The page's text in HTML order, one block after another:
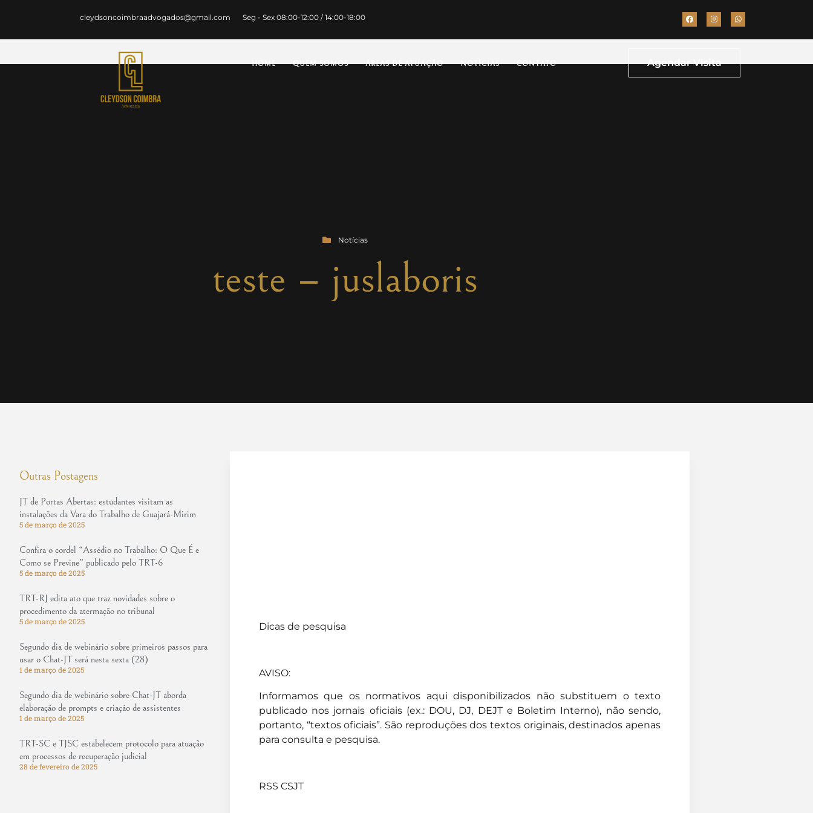
cleydsoncoimbraadvogados@gmail.com Seg - Sex 08:00-12:00 / 14:00-18:00
HOME QUEM SOMOS ÁREAS DE ATUAÇÃO NOTÍCIAS CONTATO Agendar Visita
Notícias
teste – juslaboris
Outras Postagens
JT de Portas Abertas: estudantes visitam as
instalações da Vara do Trabalho de Guajará-Mirim
5 de março de 2025
Confira o cordel “Assédio no Trabalho: O Que É e
Como se Previne” publicado pelo TRT-6
5 de março de 2025
TRT-RJ edita ato que traz novidades sobre o
procedimento da atermação no tribunal
5 de março de 2025
Segundo dia de webinário sobre primeiros passos para
usar o Chat-JT será nesta sexta (28)
1 de março de 2025
Segundo dia de webinário sobre Chat-JT aborda
elaboração de prompts e criação de assistentes
1 de março de 2025
TRT-SC e TJSC estabelecem protocolo para atuação
em processos de recuperação judicial
28 de fevereiro de 2025
Dicas de pesquisa
AVISO:
Informamos que os normativos aqui disponibilizados não substituem o texto
publicado nos jornais oficiais (ex.: DOU, DJ, DEJT e Boletim Interno), não sendo,
portanto, “textos oficiais”. São reproduções dos textos originais, destinados apenas
para consulta e pesquisa.
RSS CSJT